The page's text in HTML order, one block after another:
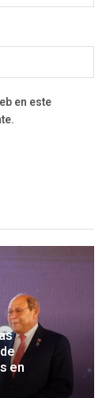
en este
en